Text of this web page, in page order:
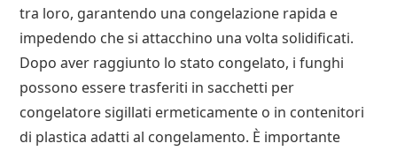
tra loro, garantendo una congelazione rapida e
impedendo che si attacchino una volta solidificati.
Dopo aver raggiunto lo stato congelato, i funghi
possono essere trasferiti in sacchetti per
congelatore sigillati ermeticamente o in contenitori
di plastica adatti al congelamento. È importante